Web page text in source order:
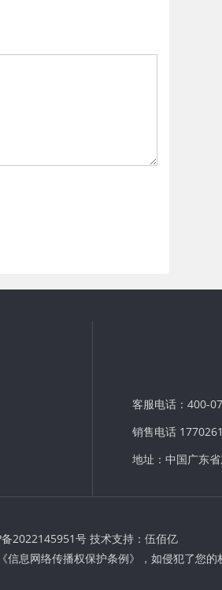
客服电话：400-
销售电话
地址：中国广东
备2022145951号 技术支持： 伍佰亿
息网络传播权保护条例》，如侵犯了您的